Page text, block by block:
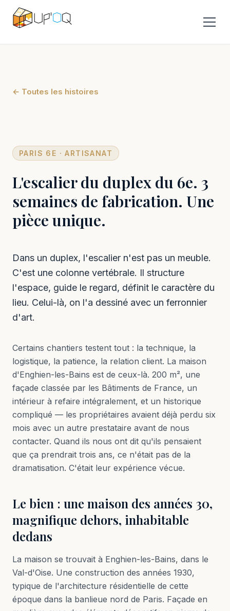
← Toutes les histoires
PARIS 6E · ARTISANAT
L'escalier du duplex du 6e. 3
semaines de fabrication. Une
pièce unique.
Dans un duplex, l'escalier n'est pas un meuble.
C'est une colonne vertébrale. Il structure
l'espace, guide le regard, définit le caractère du
lieu. Celui-là, on l'a dessiné avec un ferronnier
d'art.
Certains chantiers testent tout : la technique, la
logistique, la patience, la relation client. La maison
d'Enghien-les-Bains est de ceux-là. 200 m², une
façade classée par les Bâtiments de France, un
intérieur à refaire intégralement, et un historique
compliqué — les propriétaires avaient déjà perdu six
mois avec un autre prestataire avant de nous
contacter. Quand ils nous ont dit qu'ils pensaient
que ça prendrait trois ans, ce n'était pas de la
dramatisation. C'était leur expérience vécue.
Le bien : une maison des années 30,
magnifique dehors, inhabitable
dedans
La maison se trouvait à Enghien-les-Bains, dans le
Val-d'Oise. Une construction des années 1930,
typique de l'architecture résidentielle de cette
époque dans la banlieue nord de Paris. Façade en